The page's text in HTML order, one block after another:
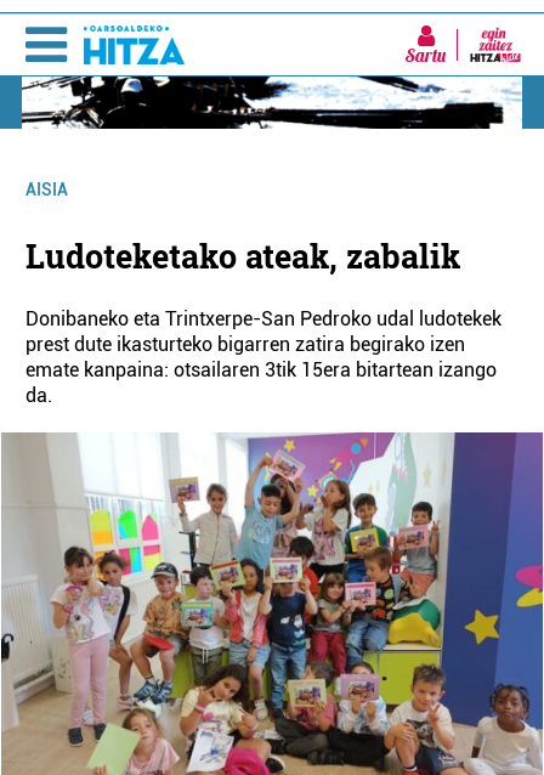
Sartu
AISIA
Ludoteketako ateak, zabalik
Donibaneko eta Trintxerpe-San Pedroko udal ludotekek
prest dute ikasturteko bigarren zatira begirako izen
emate kanpaina: otsailaren 3tik 15era bitartean izango
da.